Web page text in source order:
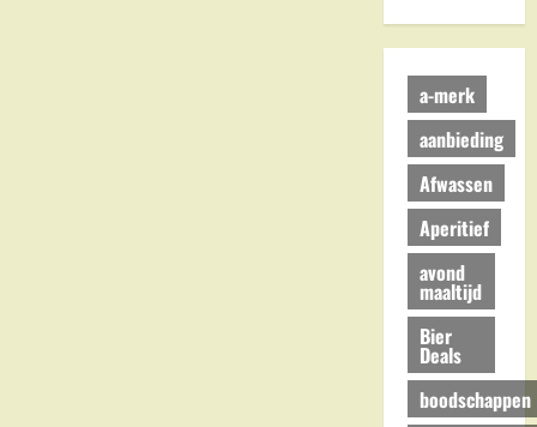
a-merk
aanbieding
Afwassen
Aperitief
avond
maaltijd
Bier
Deals
boodschappen